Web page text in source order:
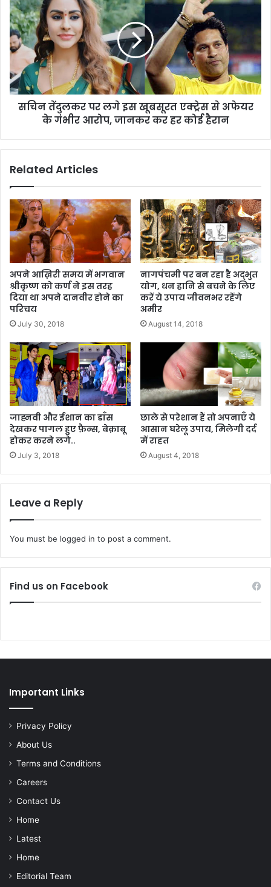
सचिन तेंदुलकर पर लगे इस खूबसूरत एक्ट्रेस से अफेयर
के गंभीर आरोप, जानकर कर हर कोई हैरान
Related Articles
अपने आख़िरी समय में भगवान
श्रीकृष्ण को कर्ण ने इस तरह
दिया था अपने दानवीर होने का
परिचय
July 30, 2018
नागपंचमी पर बन रहा है अद्भुत
योग, धन हानि से बचने के लिए
करें ये उपाय जीवनभर रहेंगे
अमीर
August 14, 2018
जाह्नवी और ईशान का डाँस
देखकर पागल हुए फ़ैन्स, बेक़ाबू
होकर करने लगे..
July 3, 2018
छाले से परेशान हैं तो अपनाएँ ये
आसान घरेलू उपाय, मिलेगी दर्द
में राहत
August 4, 2018
Leave a Reply
You must be logged in to post a comment.
Find us on Facebook
Important Links
Privacy Policy
About Us
Terms and Conditions
Careers
Contact Us
Home
Latest
Home
Editorial Team